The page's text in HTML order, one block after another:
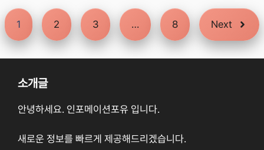
1 2 3 … 8 Next
소개글
안녕하세요. 인포메이션포유 입니다.
새로운 정보를 빠르게 제공해드리겠습니다.